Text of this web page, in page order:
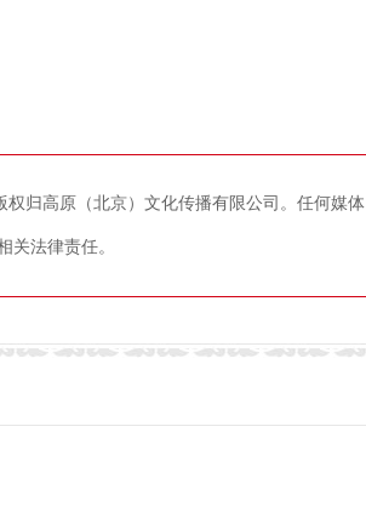
权归高原（北京）文化传播有限公司。任何媒体
关法律责任。